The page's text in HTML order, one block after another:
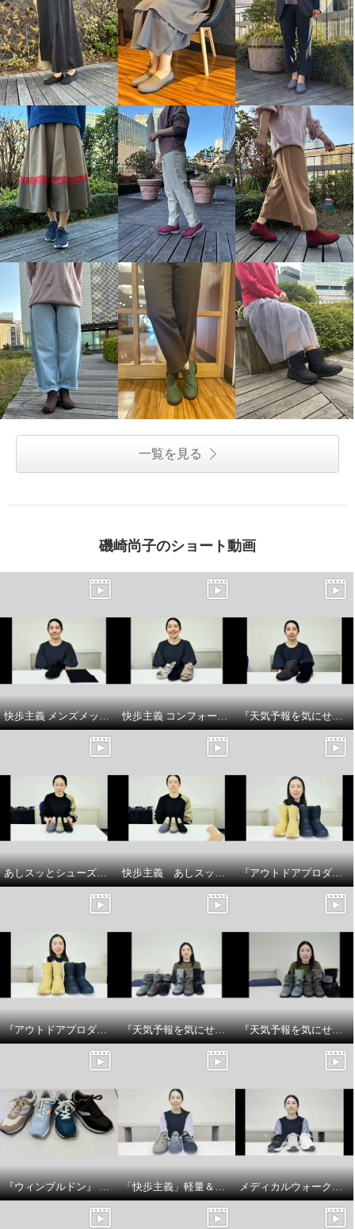
一覧を見る
磯崎尚子のショート動画
快歩主義 メンズメッシュスリッポンシューズ商品 説明 快歩主義 コンフォートサンダルシューズ商品説明 『天気予報を気にせず履けるトップドライ』ベルト付きショートブーツの商品紹介とサイズについてです
あしスッとシューズサイズについて 快歩主義 あしスッとシューズ 商品説明 『アウトドアプロダクツ』 防水厚底ウィンターブーツのサイズについてです
『アウトドアプロダクツ』 防水厚底ウィンターブーツ商品説明です 『天気予報を気にせず履けるトップドライ』スエード調チェック柄2WAYブーツの紹介 『天気予報を気にせず履けるトップドライ』スエード調チェック柄2WAYブーツのサイズ感についてです
『ウィンブルドン』 スニーカーで 紐の色を変えてアレンジを楽しんでみましょう♪ 「快歩主義」軽量＆脱ぎ履きラクラク！ゴム紐シューズの商品紹介とサイズについてです メディカルウォークファスナー付 やわらか合皮スニーカー ＳＨＭプラスの商品説明とサイズについて